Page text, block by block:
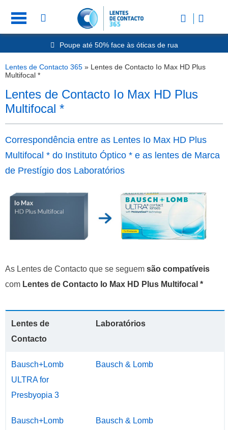
Poupe até 50% face às óticas de rua
Envio Rápido 24h a 48h
Nº1 na Opinião dos Clientes
Lentes de Contacto 365 » Lentes de Contacto Io Max HD Plus
Multifocal *
Lentes de Contacto Io Max HD Plus
Multifocal *
Correspondência entre as Lentes Io Max HD Plus
Multifocal * do Instituto Óptico * e as lentes de Marca
de Prestígio dos Laboratórios
As Lentes de Contacto que se seguem são compatíveis
com Lentes de Contacto Io Max HD Plus Multifocal *
Lentes de
Contacto
Laboratórios
Bausch+Lomb
ULTRA for
Presbyopia 3
Bausch & Lomb
Bausch+Lomb
Bausch & Lomb